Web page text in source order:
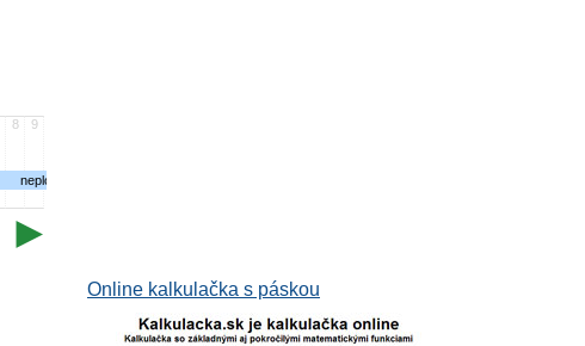
8 9
neplodné obdobie
Online kalkulačka s páskou